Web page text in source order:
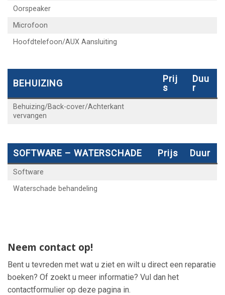
Oorspeaker
Microfoon
Hoofdtelefoon/AUX Aansluiting
BEHUIZING
Prij
S
Duu
R
Behuizing/Back-cover/Achterkant
vervangen
SOFTWARE – WATERSCHADE Prijs Duur
Software
Waterschade behandeling
Neem contact op!
Bent u tevreden met wat u ziet en wilt u direct een reparatie
boeken? Of zoekt u meer informatie? Vul dan het
contactformulier op deze pagina in.